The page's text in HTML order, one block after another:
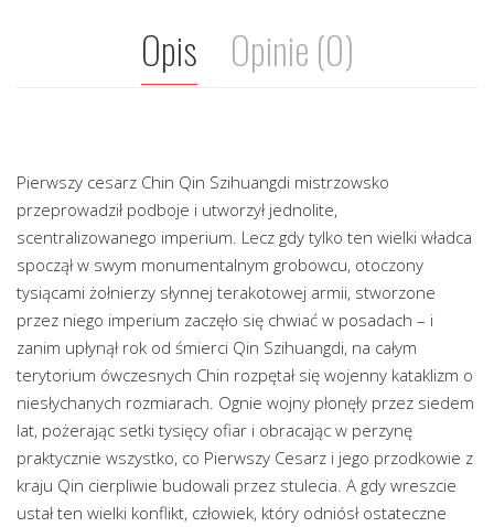
Opis Opinie (0)
Pierwszy cesarz Chin Qin Szihuangdi mistrzowsko
przeprowadził podboje i utworzył jednolite,
scentralizowanego imperium. Lecz gdy tylko ten wielki władca
spoczął w swym monumentalnym grobowcu, otoczony
tysiącami żołnierzy słynnej terakotowej armii, stworzone
przez niego imperium zaczęło się chwiać w posadach – i
zanim upłynął rok od śmierci Qin Szihuangdi, na całym
terytorium ówczesnych Chin rozpętał się wojenny kataklizm o
niesłychanych rozmiarach. Ognie wojny płonęły przez siedem
lat, pożerając setki tysięcy ofiar i obracając w perzynę
praktycznie wszystko, co Pierwszy Cesarz i jego przodkowie z
kraju Qin cierpliwie budowali przez stulecia. A gdy wreszcie
ustał ten wielki konflikt, człowiek, który odniósł ostateczne